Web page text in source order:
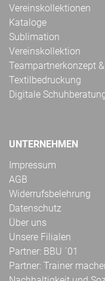
Vereinskollektionen
Kataloge
Sublimation
Vereinskollektion
Teampartnerkonzept
Textilbedruckung
Digitale
UNTERNEHMEN
Impressum
AGB
Widerrufsbelehrung
Datenschutz
Über uns
Unsere Filialen
Partner: BBU ´01
Partner: Trainer